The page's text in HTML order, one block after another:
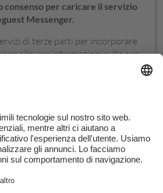
consenso per caricare il servizio
Messenger.
di terze parti per incorporare
rilevare informazioni sulla sua
visualizzare questo contenuto.